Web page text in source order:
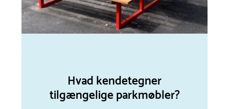
Hvad kendetegner
tilgængelige parkmøbler?